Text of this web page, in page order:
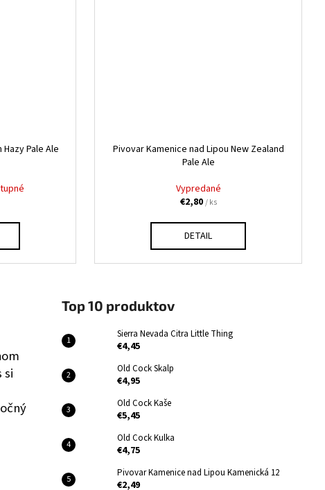
Pale Ale
Pivovar Kamenice nad Lipou New Zealand
Pale Ale
Vypredané
€2,80/ ks
DETAIL
si
Top 10 produktov
Sierra Nevada Citra Little Thing
€4,45
Old Cock Skalp
€4,95
Old Cock Kaše
€5,45
Old Cock Kulka
€4,75
Pivovar Kamenice nad Lipou Kamenická 12
€2,49